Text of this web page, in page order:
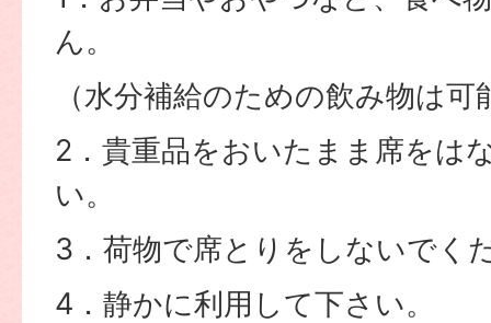
ん。
（水分補給のための飲み物は可
2．貴重品をおいたまま席をは
い。
3．荷物で席とりをしないでく
4．静かに利用して下さい。